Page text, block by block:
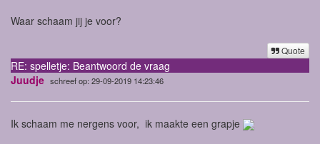
Waar schaam jij je voor?
Quote
RE: spelletje: Beantwoord de vraag
Juudje schreef op: 29-09-2019 14:23:46
Ik schaam me nergens voor, ik maakte een grapje